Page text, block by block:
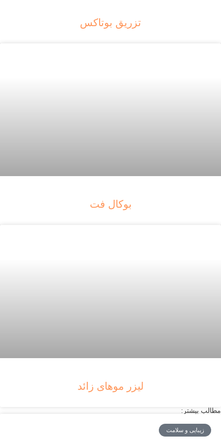
تزریق بوتاکس
بوکال فت
لیزر موهای زائد
مطالب بیشتر:
زیبایی و سلامت